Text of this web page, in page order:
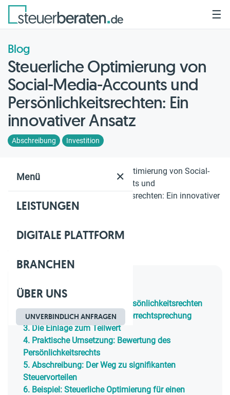
Menü ✕
LEISTUNGEN
DIGITALE PLATTFORM
BRANCHEN
ÜBER UNS
UNVERBINDLICH ANFRAGEN
☰
Blog
Steuerliche Optimierung von
Social-Media-Accounts und
Persönlichkeitsrechten: Ein
innovativer Ansatz
Abschreibung Investition
Home
Steuerliche Optimierung von Social-
Media-Accounts und
Persönlichkeitsrechten: Ein innovativer
Inhaltsverzeichnis
Der Wert von Image und Persönlichkeitsrechten
2. Der Durchbruch in der Steuerrechtsprechung
3. Die Einlage zum Teilwert
4. Praktische Umsetzung: Bewertung des
Persönlichkeitsrechts
5. Abschreibung: Der Weg zu signifikanten
Steuervorteilen
6. Beispiel: Steuerliche Optimierung für einen